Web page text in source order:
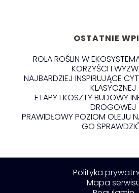
OSTATNIE
ROLA ROŚLIN W
KORZYŚCI I
NAJBARDZIEJ INSPIRUJĄCE
KLASYCZNEJ
ETAPY I KOSZTY BUDOWY
DROGOWEJ
PRAWIDŁOWY POZIOM OLEJU
GO
Polityka
Mapa